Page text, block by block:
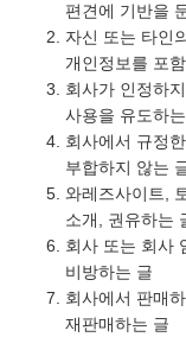
편견에 기반을
자신 또는 타인
개인정보를 포
회사가 인정하
사용을 유도하
회사에서 규정
부합하지 않는
와레즈사이트,
소개, 권유하는
회사 또는 회사
비방하는 글
회사에서 판매
재판매하는 글